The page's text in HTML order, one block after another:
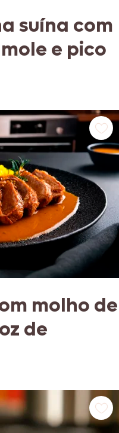
suína com
e pico
molho de
de